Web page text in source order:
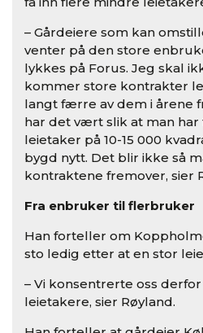
– Gårdeiere som kan
venter på den store
lykkes på Forus. Jeg skal
kommer store kontrakter
langt færre av dem i årene
har det vært slik at man har
leietaker på 10-15 000
bygd nytt. Det blir ikke så
kontraktene fremover, sier
Fra enbruker til flerbruker
Han forteller om
sto ledig etter at en stor
– Vi konsentrerte oss
leietakere, sier Røyland.